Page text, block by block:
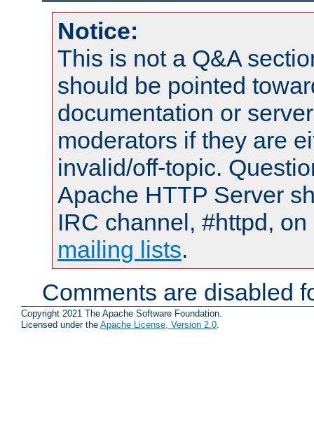
Notice:
This is not a Q&A
should be pointed
documentation or
moderators if they are
invalid/off-topic.
Apache HTTP Server
IRC channel, #httpd,
mailing lists.
Comments are disabled
Copyright 2021 The Apache Software Foundation.
Licensed under the Apache License, Version 2.0.